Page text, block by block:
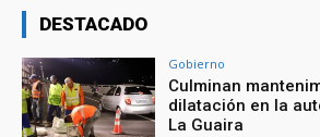
DESTACADO
Gobierno
Culminan
dilatación en la
La Guaira